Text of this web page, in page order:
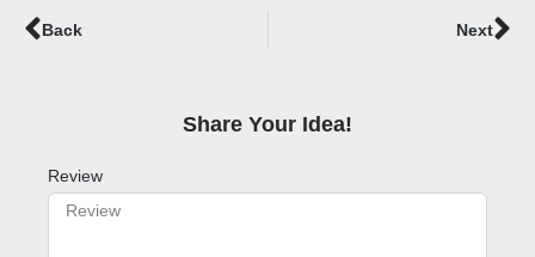
Prev
Back Next
Share Your Idea!​
Review